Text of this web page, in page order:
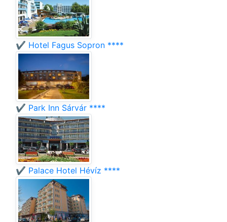
✔️ Hotel Fagus Sopron ****
✔️ Park Inn Sárvár ****
✔️ Palace Hotel Hévíz ****